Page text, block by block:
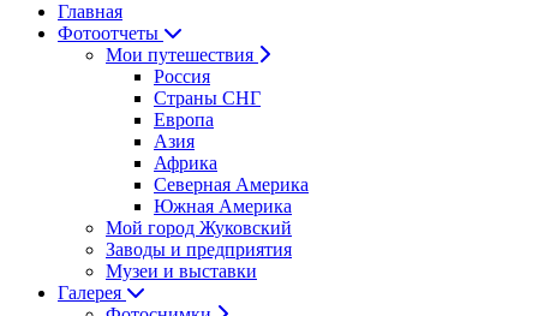
Главная
Фотоотчеты
Мои путешествия
Россия
Страны СНГ
Европа
Азия
Африка
Северная Америка
Южная Америка
Мой город Жуковский
Заводы и предприятия
Музеи и выставки
Галерея